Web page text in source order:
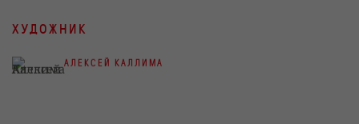
ХУДОЖНИК
АЛЕКСЕЙ КАЛЛИМА